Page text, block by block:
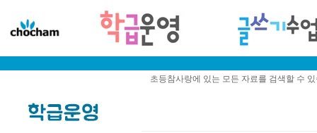
초등참사랑에 있는 모든 자료를 검색할 수